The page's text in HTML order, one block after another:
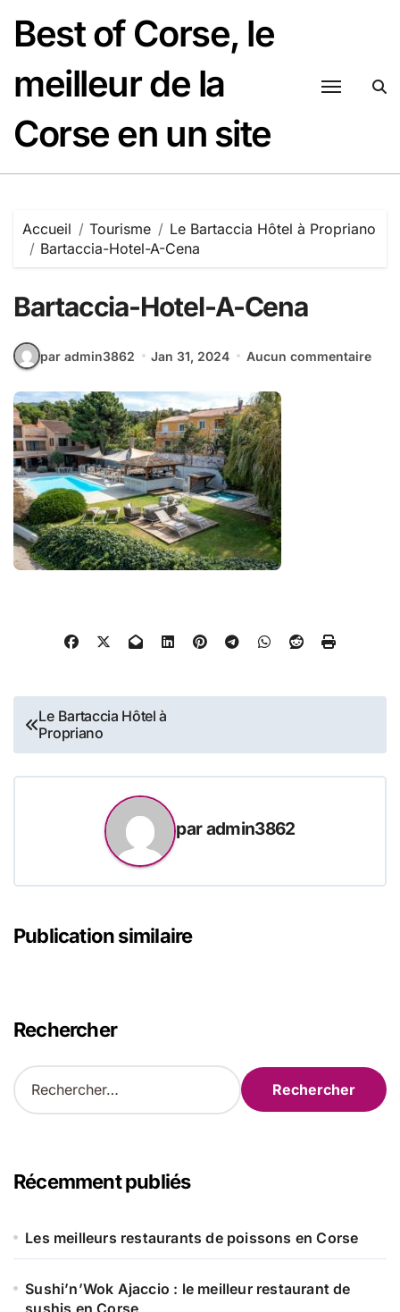
contenu
Best of Corse, le
meilleur de la
Corse en un site
Accueil Tourisme
Le Bartaccia Hôtel à Propriano
Bartaccia-Hotel-A-Cena
Bartaccia-Hotel-A-Cena
par admin3862 Jan 31, 2024 Aucun commentaire
Navigation
l’article
Le Bartaccia Hôtel à
Propriano
paradmin3862
Publication similaire
Rechercher
R
e
r
c
e
:
Récemment publiés
Les meilleurs restaurants de poissons en Corse
Sushi’n’Wok Ajaccio : le meilleur restaurant de
sushis en Corse